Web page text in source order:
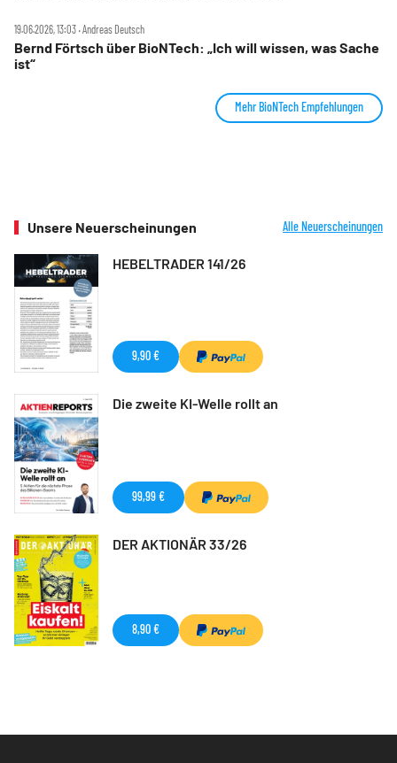
19.06.2026, 13:03 ‧ Andreas Deutsch
Bernd Förtsch über BioNTech: „Ich will wissen, was Sache
ist“
Mehr BioNTech Empfehlungen
Unsere Neuerscheinungen Alle Neuerscheinungen
HEBELTRADER 141/26
9,90 €
Die zweite KI-Welle rollt an
99,99 €
DER AKTIONÄR 33/26
8,90 €